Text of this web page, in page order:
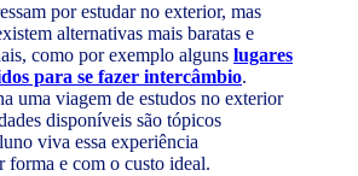
por estudar no exterior, mas
alternativas mais baratas e
como por exemplo alguns lugares
para se fazer intercâmbio.
uma viagem de estudos no exterior
disponíveis são tópicos
viva essa experiência
forma e com o custo ideal.